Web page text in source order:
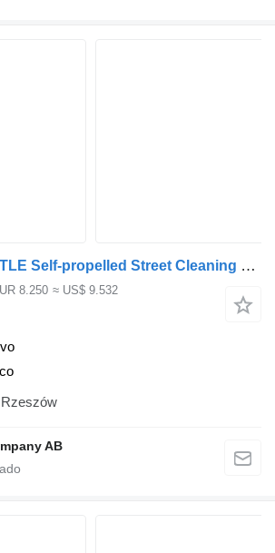
TICAB CITY BEETLE Self-propelled Street Cleaning Barrow
8.250 ≈ US$ 9.532
AB